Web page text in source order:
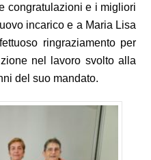
congratulazioni e i migliori
incarico e a Maria Lisa
ringraziamento per
nel lavoro svolto alla
del suo mandato.